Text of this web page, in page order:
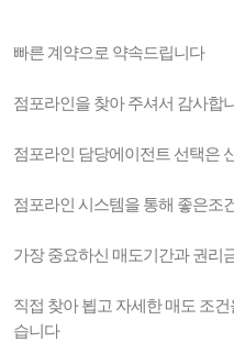
빠른 계약으로 약속드립니다
점포라인을 찾아 주셔서 감사합
점포라인 담당에이전트 선택은
점포라인 시스템을 통해 좋은조
가장 중요하신 매도기간과 권리
직접 찾아 뵙고 자세한 매도 조
습니다